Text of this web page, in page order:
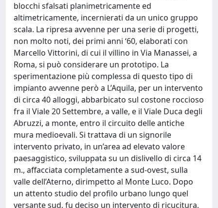
blocchi sfalsati planimetricamente ed
altimetricamente, incernierati da un unico gruppo
scala. La ripresa avvenne per una serie di progetti,
non molto noti, dei primi anni ‘60, elaborati con
Marcello Vittorini, di cui il villino in Via Manassei, a
Roma, si può considerare un prototipo. La
sperimentazione più complessa di questo tipo di
impianto avvenne però a L’Aquila, per un intervento
di circa 40 alloggi, abbarbicato sul costone roccioso
fra il Viale 20 Settembre, a valle, e il Viale Duca degli
Abruzzi, a monte, entro il circuito delle antiche
mura medioevali. Si trattava di un signorile
intervento privato, in un’area ad elevato valore
paesaggistico, sviluppata su un dislivello di circa 14
m., affacciata completamente a sud-ovest, sulla
valle dell’Aterno, dirimpetto al Monte Luco. Dopo
un attento studio del profilo urbano lungo quel
versante sud, fu deciso un intervento di ricucitura,